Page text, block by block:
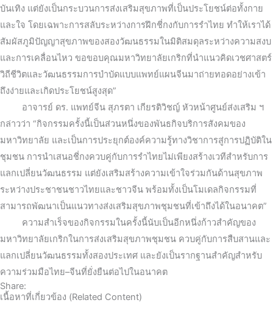
บันเทิง แต่ยังเป็นกระบวนการส่งเสริมสุขภาพที่เป็นประโยชน์ต่อทั้งกาย
และใจ โดยเฉพาะการสลับระหว่างการฝึกชี่กงกับการรำไทย ทำให้เราได้
สัมผัสภูมิปัญญาสุขภาพของสองวัฒนธรรมในมิติสมดุลระหว่างความสงบ
และการเคลื่อนไหว ขอขอบคุณมหาวิทยาลัยเกริกที่นำแนวคิดเวชศาสตร์
วิถีชีวิตและวัฒนธรรมการบำบัดแบบแพทย์แผนจีนมาถ่ายทอดอย่างเข้า
ถึงง่ายและเกิดประโยชน์สูงสุด”
อาจารย์ ดร. แพทย์จีน สุภรตา เกียรติวิชญ์ หัวหน้าศูนย์ส่งเสริม ฯ
กล่าวว่า “กิจกรรมครั้งนี้เป็นส่วนหนึ่งของพันธกิจบริการสังคมของ
มหาวิทยาลัย และเป็นการประยุกต์องค์ความรู้ทางวิชาการสู่การปฏิบัติใน
ชุมชน การนำเสนอชี่กงควบคู่กับการรำไทยไม่เพียงสร้างเวทีสำหรับการ
แลกเปลี่ยนวัฒนธรรม แต่ยังเสริมสร้างความเข้าใจร่วมกันด้านสุขภาพ
ระหว่างประชาชนชาวไทยและชาวจีน พร้อมทั้งเป็นโมเดลกิจกรรมที่
สามารถพัฒนาเป็นแนวทางส่งเสริมสุขภาพชุมชนที่เข้าถึงได้ในอนาคต”
ความสำเร็จของกิจกรรมในครั้งนี้นับเป็นอีกหนึ่งก้าวสำคัญของ
มหาวิทยาลัยเกริกในการส่งเสริมสุขภาพชุมชน ควบคู่กับการสืบสานและ
แลกเปลี่ยนวัฒนธรรมทั้งสองประเทศ และยังเป็นรากฐานสำคัญสำหรับ
ความร่วมมือไทย–จีนที่ยั่งยืนต่อไปในอนาคต
Share:
เนื้อหาที่เกี่ยวข้อง (Related Content)